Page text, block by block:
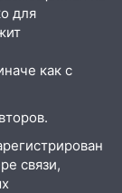
в
5
для
как с
связи,